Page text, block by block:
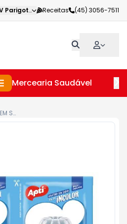
Parigot de Souza,Toledo-PR
Receitas (45) 3056-7511
Mercearia Saudável
GELATINA SEM SABOR APTI INCOLOR SACHÊ 24GR